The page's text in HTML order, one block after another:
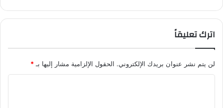
اترك تعليقاً
لن يتم نشر عنوان بريدك الإلكتروني. الحقول الإلزامية مشار إليها بـ*